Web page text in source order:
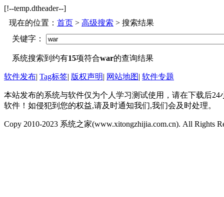
[!--temp.dtheader--]
现在的位置： 首页 > 高级搜索 > 搜索结果
关键字：
系统搜索到约有15项符合war的查询结果
软件发布| Tag标签| 版权声明| 网站地图| 软件专题
本站发布的系统与软件仅为个人学习测试使用，请在下载后
软件！如侵犯到您的权益,请及时通知我们,我们会及时处理。
Copy 2010-2023 系统之家(www.xitongzhijia.com.cn). All Rights